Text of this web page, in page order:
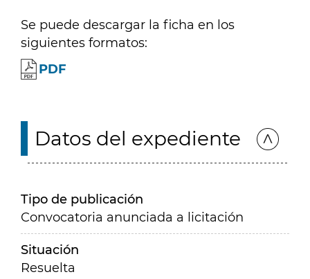
Se puede descargar la ficha en los
siguientes formatos:
PDF
Datos del expediente
Tipo de publicación
Convocatoria anunciada a licitación
Situación
Resuelta